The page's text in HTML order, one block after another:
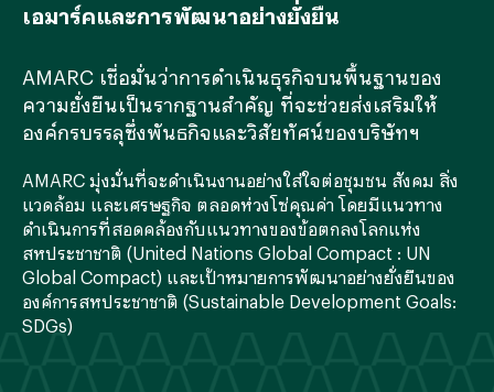
เอมาร์คและการพัฒนาอย่างยั่งยืน
AMARC เชื่อมั่นว่าการดำเนินธุรกิจบนพื้นฐานของ
ความยั่งยืนเป็นรากฐานสำคัญ ที่จะช่วยส่งเสริมให้
องค์กรบรรลุซึ่งพันธกิจและวิสัยทัศน์ของบริษัทฯ
AMARC มุ่งมั่นที่จะดำเนินงานอย่างใส่ใจต่อชุมชน สังคม สิ่ง
แวดล้อม และเศรษฐกิจ ตลอดห่วงโซ่คุณค่า โดยมีแนวทาง
ดำเนินการที่สอดคล้องกับแนวทางของข้อตกลงโลกแห่ง
สหประชาชาติ (United Nations Global Compact : UN
Global Compact) และเป้าหมายการพัฒนาอย่างยั่งยืนของ
องค์การสหประชาชาติ (Sustainable Development Goals:
SDGs)